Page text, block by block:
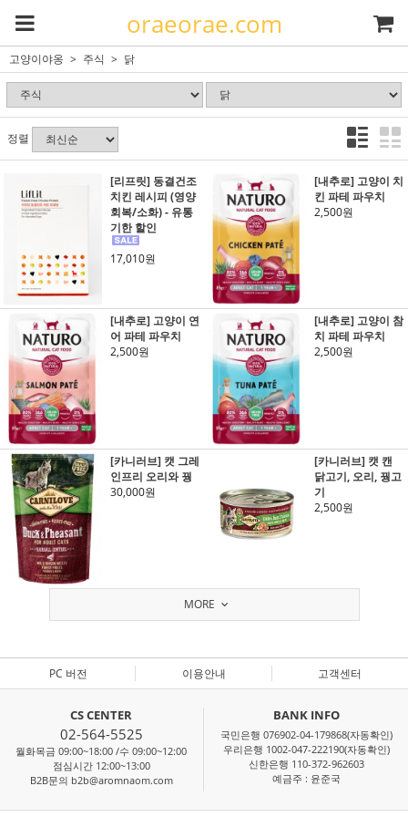
oraeorae.com
고양이야옹 주식 닭
정렬
[리프릿] 동결건조
치킨 레시피 (영양
회복/소화) - 유통
기한 할인
17,010원
[내추로] 고양이 치
킨 파테 파우치
2,500원
[내추로] 고양이 연
어 파테 파우치
2,500원
[내추로] 고양이 참
치 파테 파우치
2,500원
[카니러브] 캣 그레
인프리 오리와 꿩
30,000원
[카니러브] 캣 캔
닭고기, 오리, 꿩고
기
2,500원
MORE
PC 버전 이용안내 고객센터
CS CENTER
02-564-5525
월화목금 09:00~18:00 /수 09:00~12:00
점심시간 12:00~13:00
B2B문의 b2b@aromnaom.com
BANK INFO
국민은행 076902-04-179868(자동확인)
우리은행 1002-047-222190(자동확인)
신한은행 110-372-962603
예금주 : 윤준국